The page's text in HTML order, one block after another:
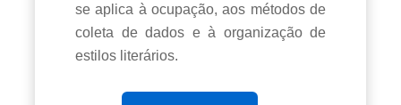
se aplica à ocupação, aos métodos de
coleta de dados e à organização de
estilos literários.